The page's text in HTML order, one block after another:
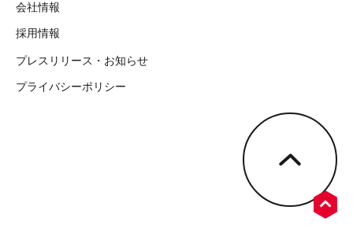
会社情報
採用情報
プレスリリース・お知らせ
プライバシーポリシー